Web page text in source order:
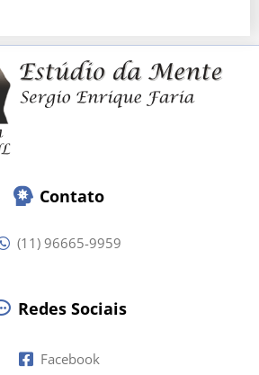
Contato
(11) 96665-9959
Redes Sociais
Facebook